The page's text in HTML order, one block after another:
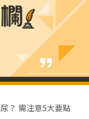
？ 需注意5大要點